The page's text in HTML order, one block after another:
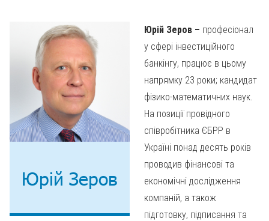
Юрій Зеров
Юрій Зеров – професіонал
у сфері інвестиційного
банкінгу, працює в цьому
напрямку 23 роки; кандидат
фізико-математичних наук.
На позиції провідного
співробітника ЄБРР в
Україні понад десять років
проводив фінансові та
економічні дослідження
компаній, а також
підготовку, підписання та